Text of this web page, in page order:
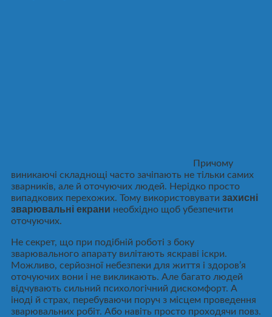
Причому
виникаючі складнощі часто зачіпають не тільки самих
зварників, але й оточуючих людей. Нерідко просто
випадкових перехожих. Тому використовувати захисні
зварювальні екрани необхідно щоб убезпечити
оточуючих.
Не секрет, що при подібній роботі з боку
зварювального апарату вилітають яскраві іскри.
Можливо, серйозної небезпеки для життя і здоров’я
оточуючих вони і не викликають. Але багато людей
відчувають сильний психологічний дискомфорт. А
іноді й страх, перебуваючи поруч з місцем проведення
зварювальних робіт. Або навіть просто проходячи повз.